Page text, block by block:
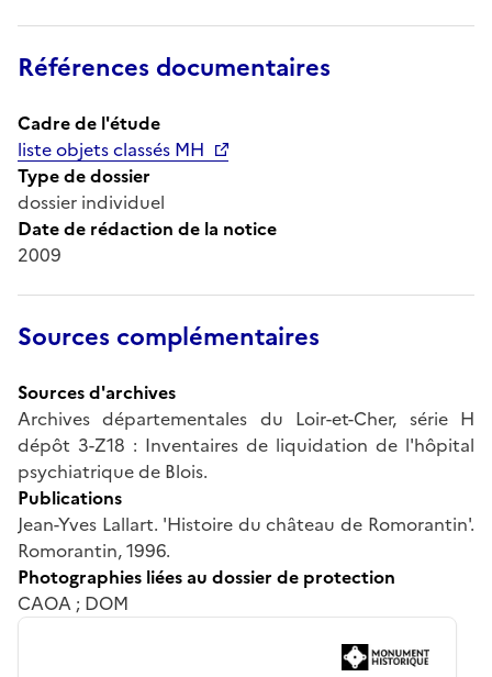
Références documentaires
Cadre de l'étude
liste objets classés MH
Type de dossier
dossier individuel
Date de rédaction de la notice
2009
Sources complémentaires
Sources d'archives
Archives départementales du Loir-et-Cher, série H
dépôt 3-Z18 : Inventaires de liquidation de l'hôpital
psychiatrique de Blois.
Publications
Jean-Yves Lallart. 'Histoire du château de Romorantin'.
Romorantin, 1996.
Photographies liées au dossier de protection
CAOA ; DOM